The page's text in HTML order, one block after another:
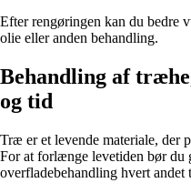
Efter rengøringen kan du bedre
olie eller anden behandling.
Behandling af
og tid
Træ er et levende materiale, der
For at forlænge levetiden bør du
overfladebehandling hvert andet